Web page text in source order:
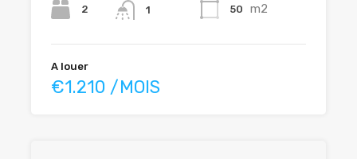
2 1 50 m2
A louer
€1.210 /MOIS